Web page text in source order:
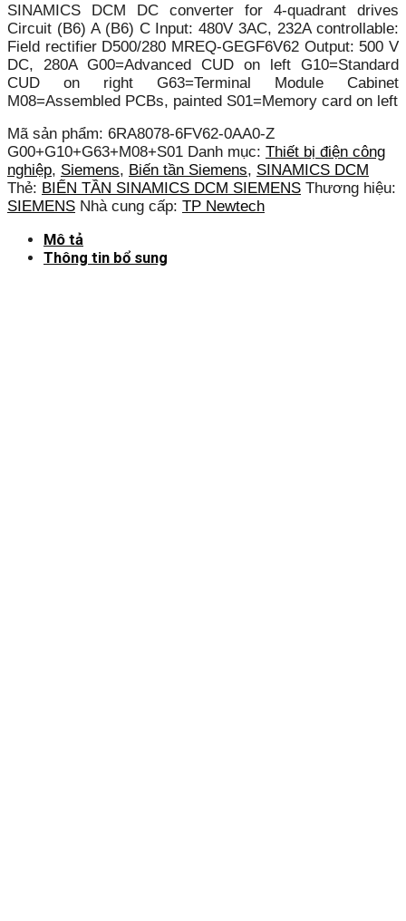
SINAMICS DCM DC converter for 4-quadrant drives
Circuit (B6) A (B6) C Input: 480V 3AC, 232A controllable:
Field rectifier D500/280 MREQ-GEGF6V62 Output: 500 V
DC, 280A G00=Advanced CUD on left G10=Standard
CUD on right G63=Terminal Module Cabinet
M08=Assembled PCBs, painted S01=Memory card on left
Mã sản phẩm: 6RA8078-6FV62-0AA0-Z
G00+G10+G63+M08+S01 Danh mục: Thiết bị điện công
nghiệp, Siemens, Biến tần Siemens, SINAMICS DCM
Thẻ: BIẾN TẦN SINAMICS DCM SIEMENS Thương hiệu:
SIEMENS Nhà cung cấp: TP Newtech
Mô tả
Thông tin bổ sung